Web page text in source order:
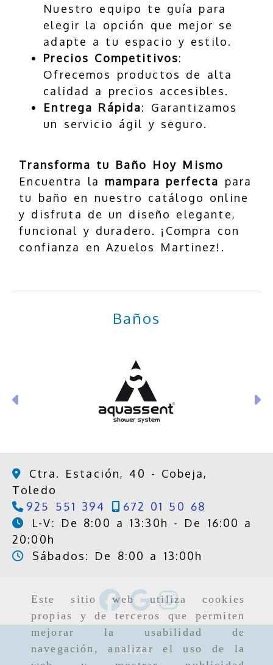
Este sitio web utiliza cookies
propias y de terceros que permiten
mejorar la usabilidad de
navegación, analizar el uso de la
Nuestro equipo te guía para
elegir la opción que mejor se
adapte a tu espacio y estilo.
Precios Competitivos:
Ofrecemos productos de alta
calidad a precios accesibles.
Entrega Rápida: Garantizamos
un servicio ágil y seguro.
Transforma tu Baño Hoy Mismo
Encuentra la mampara perfecta para
tu baño en nuestro catálogo online
y disfruta de un diseño elegante,
funcional y duradero. ¡Compra con
confianza en Azuelos Martinez!.
Baños
Ctra. Estación, 40 - Cobeja,
Toledo
925 551 394
672 01 50 68
L-V: De 8:00 a 13:30h - De 16:00 a
20:00h
Sábados: De 8:00 a 13:00h
Inicio